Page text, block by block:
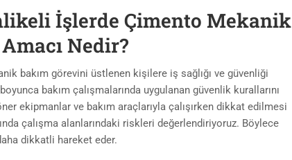
İşlerde Çimento Mekanik
Nedir?
bakım görevini üstlenen kişilere iş sağlığı ve güvenliği
bakım çalışmalarında uygulanan güvenlik kurallarını
ekipmanlar ve bakım araçlarıyla çalışırken dikkat edilmesi
çalışma alanlarındaki riskleri değerlendiriyoruz. Böylece
dikkatli hareket eder.